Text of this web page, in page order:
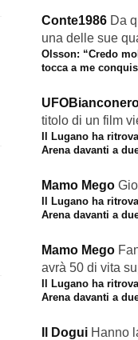
Conte1986 Da
una delle sue
Olsson: “Credo
tocca a me
titolo di un film
Il Lugano ha
Arena davanti a
Mamo Mego
Il Lugano ha
Arena davanti a
Mamo Mego
avrà 50 di vita
Il Lugano ha
Arena davanti a
Il Dogui Hanno